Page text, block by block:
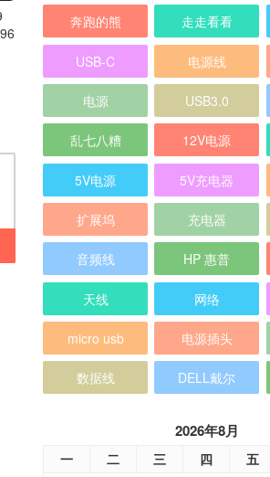
奔跑的熊 走走看看
USB-C 电源线
电源 USB3.0
乱七八糟 12V电源
5V电源 5V充电器
扩展坞 充电器
音频线 HP 惠普
天线 网络
micro usb 电源插头
数据线 DELL戴尔
2026年8月
一 二 三 四 五